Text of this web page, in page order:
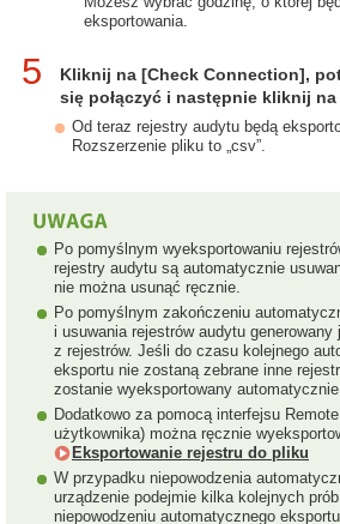
eksportowania.
5
Kliknij na [Check Connection],
się połączyć i następnie kliknij
Od teraz rejestry audytu będą
Rozszerzenie pliku to „csv”.
Po pomyślnym wyeksportowaniu
rejestry audytu są automatycznie
nie można usunąć ręcznie.
Po pomyślnym zakończeniu
i usuwania rejestrów audytu generowany
z rejestrów. Jeśli do czasu kolejnego
eksportu nie zostaną zebrane inne
zostanie wyeksportowany automatycznie.
Dodatkowo za pomocą interfejsu
użytkownika) można ręcznie
Eksportowanie rejestru do pliku
W przypadku niepowodzenia
urządzenie podejmie kilka kolejnych
niepowodzeniu automatycznego